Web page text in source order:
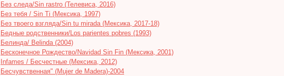
Без следа/Sin rastro (Телевиса, 2016)
Без тебя / Sin Ti (Мексика, 1997)
Без твоего взгляда/Sin tu mirada (Мексика, 2017-18)
Бедные родственники/Los parientes pobres (1993)
Белинда/ Belinda (2004)
Бесконечное Рождество/Navidad Sin Fin (Мексика, 2001)
Infames / Бесчестные (Мексика, 2012)
Бесчувственная" (Mujer de Madera)-2004